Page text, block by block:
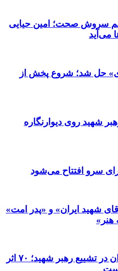
سروش صحت؛ امین حیایی
می‌آید
حل شد؛ شروع پخش از
شهید روی دیوارنگاره
سرو افتتاح می‌شود
شهید ایران» و «پدر امت»
حضور پررنگ هنرمندان در تشییع رهبر شهید؛ ۷۰ اثر